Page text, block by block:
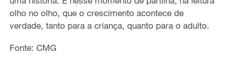
e
o
olho no olho, que o crescimento acontece de
verdade, tanto para a criança, quanto para o adulto.
Fonte: CMG